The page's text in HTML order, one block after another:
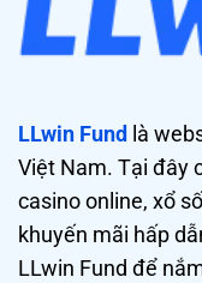
LLwin Fund là
Việt Nam. Tại đây
casino online, xổ
khuyến mãi hấp
LLwin Fund để